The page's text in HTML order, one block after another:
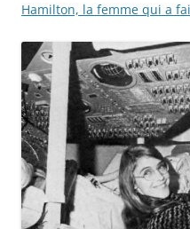
Hamilton, la femme qui a